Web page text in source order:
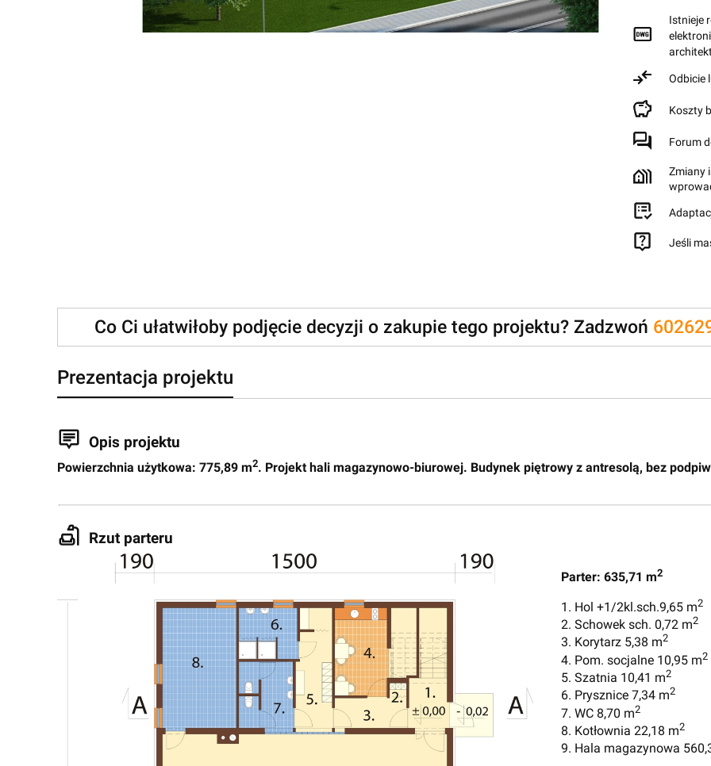
Istnieje
Odbicie
Koszty
Forum
Zmiany
Jeśli
Co Ci ułatwiłoby podjęcie decyzji o zakupie tego projektu? Zadzwoń
Prezentacja projektu
Opis projektu
Powierzchnia użytkowa: 775,89 m2. Projekt hali magazynowo-biurowej. Budynek piętrowy z antresolą, bez
Rzut parteru
Parter: 635,71 m2
1. Hol +1/2kl.sch.9,65 m2
2. Schowek sch. 0,72 m2
3. Korytarz 5,38 m2
4. Pom. socjalne 10,95 m2
5. Szatnia 10,41 m2
6. Prysznice 7,34 m2
7. WC 8,70 m2
8. Kotłownia 22,18 m2
9. Hala magazynowa